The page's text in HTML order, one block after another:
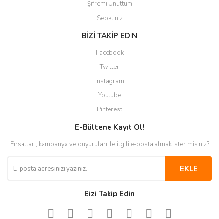
Şifremi Unuttum
Sepetiniz
BİZİ TAKİP EDİN
Facebook
Twitter
Instagram
Youtube
Pinterest
E-Bültene Kayıt Ol!
Fırsatları, kampanya ve duyuruları ile ilgili e-posta almak ister misiniz?
EKLE
Bizi Takip Edin